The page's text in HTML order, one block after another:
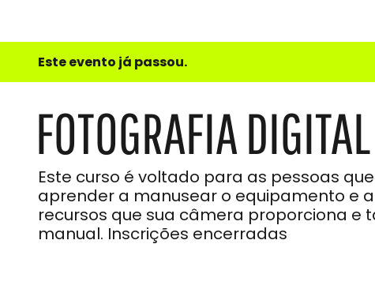
e
do
Som
Este evento já passou.
FOTOGRAFIA
Este curso é voltado para as pessoas
aprender a manusear o equipamento e
recursos que sua câmera proporciona
manual. Inscrições encerradas